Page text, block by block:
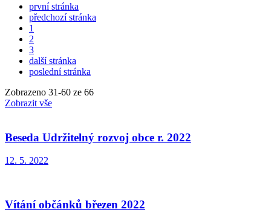
první stránka
předchozí stránka
1
2
3
další stránka
poslední stránka
Zobrazeno 31-60 ze 66
Zobrazit vše
Beseda Udržitelný rozvoj obce r. 2022
12. 5. 2022
Vítání občánků březen 2022